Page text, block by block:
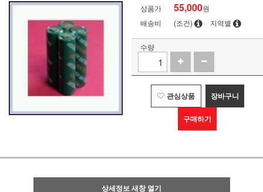
상품가 55,000원
배송비
(조건) 지역별
수량
관심상품 장바구니
구매하기
상세정보 새창 열기